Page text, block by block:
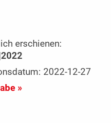
erschienen:
2022-12-27
»